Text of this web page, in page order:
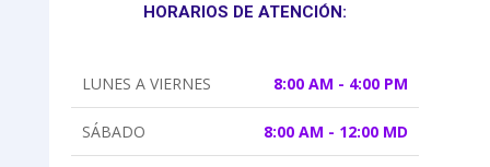
HORARIOS DE ATENCIÓN:
LUNES A VIERNES 8:00 AM - 4:00 PM
SÁBADO 8:00 AM - 12:00 MD